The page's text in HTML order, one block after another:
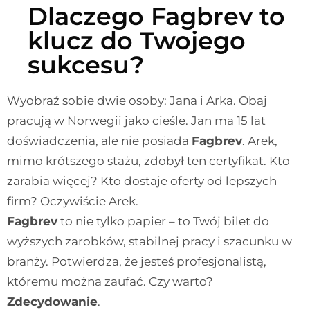
Dlaczego Fagbrev to
klucz do Twojego
sukcesu?
Wyobraź sobie dwie osoby: Jana i Arka. Obaj
pracują w Norwegii jako cieśle. Jan ma 15 lat
doświadczenia, ale nie posiada Fagbrev. Arek,
mimo krótszego stażu, zdobył ten certyfikat. Kto
zarabia więcej? Kto dostaje oferty od lepszych
firm? Oczywiście Arek.
Fagbrev to nie tylko papier – to Twój bilet do
wyższych zarobków, stabilnej pracy i szacunku w
branży. Potwierdza, że jesteś profesjonalistą,
któremu można zaufać. Czy warto?
Zdecydowanie.